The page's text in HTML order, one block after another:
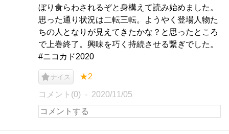
ぼり食らわされるぞと身構えて読み始めました。
思った通り状況は二転三転。ようやく登場人物た
ちの人となりが見えてきたかな？と思ったところ
で上巻終了。興味を巧く持続させる繋ぎでした。
#ニコカド2020
ナイス ★2
コメント(0) 2020/11/05